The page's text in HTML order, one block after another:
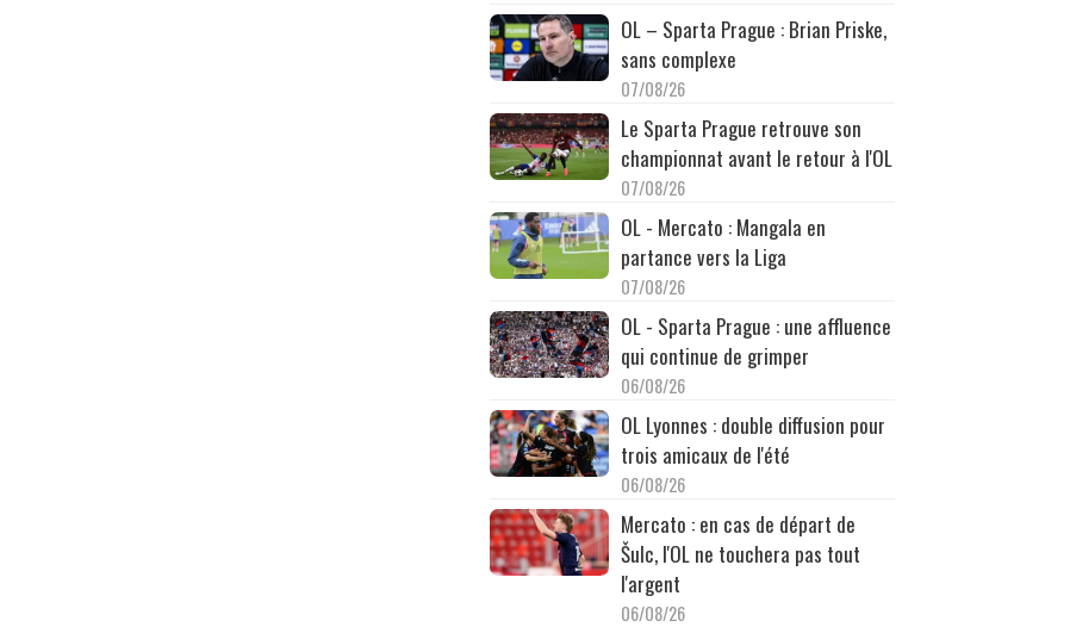
OL – Sparta Prague : Brian Priske,
sans complexe
07/08/26
Le Sparta Prague retrouve son
championnat avant le retour à l'OL
07/08/26
OL - Mercato : Mangala en
partance vers la Liga
07/08/26
OL - Sparta Prague : une affluence
qui continue de grimper
06/08/26
OL Lyonnes : double diffusion pour
trois amicaux de l'été
06/08/26
Mercato : en cas de départ de
Šulc, l'OL ne touchera pas tout
l'argent
06/08/26